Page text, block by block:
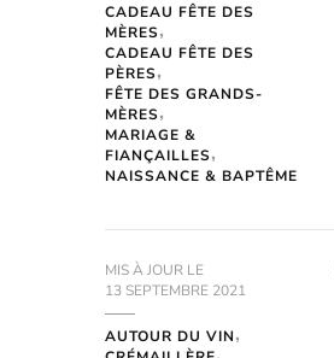
CADEAU FÊTE DES
MÈRES
CADEAU FÊTE DES
PÈRES
FÊTE DES GRANDS-
MÈRES
MARIAGE &
FIANÇAILLES
NAISSANCE & BAPTÊME
MIS À JOUR LE
13 SEPTEMBRE 2021
AUTOUR DU VIN